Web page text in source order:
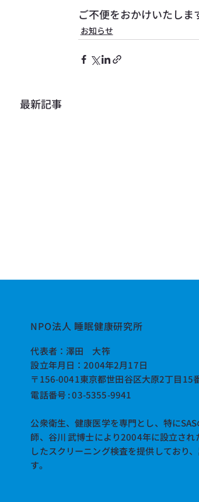
ご不便をおかけいたしま
お知らせ
最新記事
【ご案内】NPO法人睡眠健康
研究所 × harmo 共催ウェビ
ナー（2月・全2回）
NPO法人 睡眠健康研究所
​代表者：澤田 大筰
設立年月日：2004年2月17日
〒156-0041東京都世田谷区大原2丁目15
電話番号 : 03-5355-9941
公衆衛生、健康医学を専門とし、特に
師、谷川 武博士により2004年に設立さ
したスクリーニング検査を提供しており
す。